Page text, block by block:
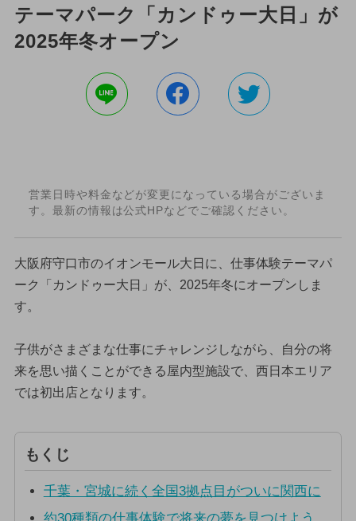
テーマパーク「カンドゥー大日」が
2025年冬オープン
営業日時や料金などが変更になっている場合がございま
す。最新の情報は公式HPなどでご確認ください。
大阪府守口市のイオンモール大日に、仕事体験テーマパ
ーク「カンドゥー大日」が、2025年冬にオープンしま
す。
子供がさまざまな仕事にチャレンジしながら、自分の将
来を思い描くことができる屋内型施設で、西日本エリア
では初出店となります。
もくじ
千葉・宮城に続く全国3拠点目がついに関西に